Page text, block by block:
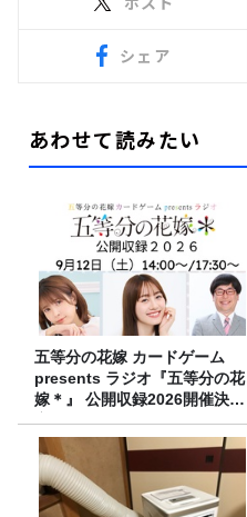
シェア
あわせて読みたい
五等分の花嫁 カードゲーム
presents ラジオ『五等分の花
嫁＊』 公開収録2026開催決
定！